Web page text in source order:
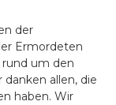
der
Ermordeten
um den
allen, die
haben. Wir